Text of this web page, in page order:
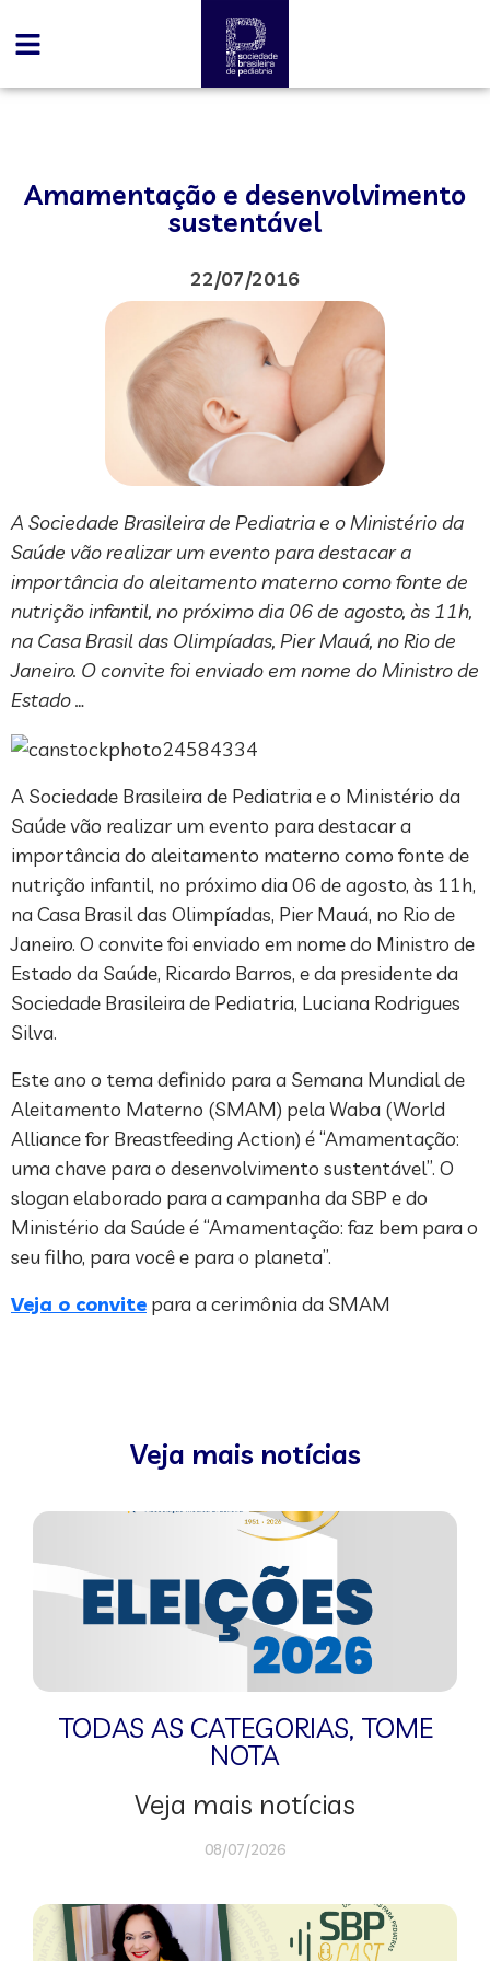
Amamentação e desenvolvimento
sustentável
22/07/2016
A Sociedade Brasileira de Pediatria e o Ministério da
Saúde vão realizar um evento para destacar a
importância do aleitamento materno como fonte de
nutrição infantil, no próximo dia 06 de agosto, às 11h,
na Casa Brasil das Olimpíadas, Pier Mauá, no Rio de
Janeiro. O convite foi enviado em nome do Ministro de
Estado …
A Sociedade Brasileira de Pediatria e o Ministério da
Saúde vão realizar um evento para destacar a
importância do aleitamento materno como fonte de
nutrição infantil, no próximo dia 06 de agosto, às 11h,
na Casa Brasil das Olimpíadas, Pier Mauá, no Rio de
Janeiro. O convite foi enviado em nome do Ministro de
Estado da Saúde, Ricardo Barros, e da presidente da
Sociedade Brasileira de Pediatria, Luciana Rodrigues
Silva.
Este ano o tema definido para a Semana Mundial de
Aleitamento Materno (SMAM) pela Waba (World
Alliance for Breastfeeding Action) é “Amamentação:
uma chave para o desenvolvimento sustentável”. O
slogan elaborado para a campanha da SBP e do
Ministério da Saúde é “Amamentação: faz bem para o
seu filho, para você e para o planeta”.
Veja o convite para a cerimônia da SMAM
Veja mais notícias
TODAS AS CATEGORIAS, TOME
NOTA
Veja mais notícias
08/07/2026